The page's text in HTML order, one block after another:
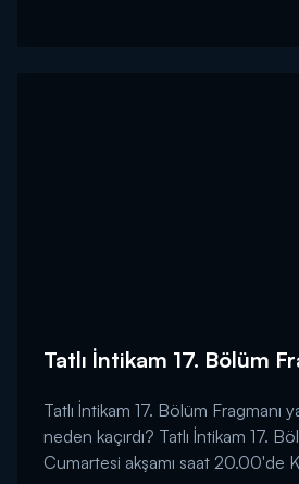
Tatlı İntikam 17. Bölüm
Tatlı İntikam 17. Bölüm Fragmanı
neden kaçırdı? Tatlı İntikam 17.
Cumartesi akşamı saat 20.00'de